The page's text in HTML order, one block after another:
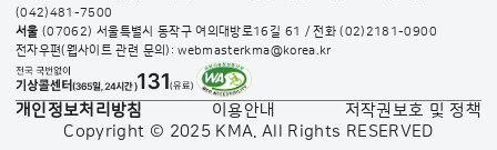
(042)481-7500
서울 (07062) 서울특별시 동작구 여의대방로16길 61 / 전화(02)2181-0900
전자우편(웹사이트 관련 문의): webmasterkma@korea.kr
개인정보처리방침 이용안내
저작권보호 및 정책
Copyright © 2025 KMA. All Rights RESERVED